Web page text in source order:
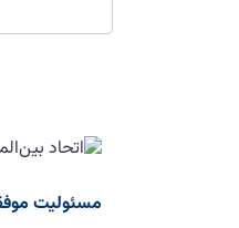
مسئولیت